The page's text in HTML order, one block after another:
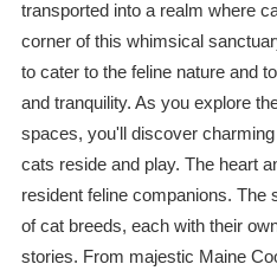
transported into a realm where
corner of this whimsical
to cater to the feline nature and
and tranquility. As you explore
spaces, you'll discover
cats reside and play. The heart
resident feline companions.
of cat breeds, each with their
stories. From majestic Maine